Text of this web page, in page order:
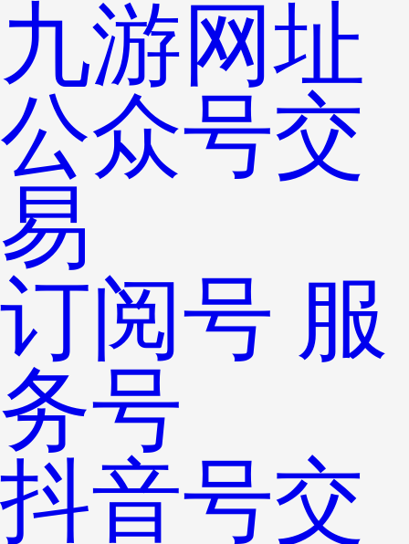
九游网址
公众号交
易
订阅号 服
务号
抖音号交